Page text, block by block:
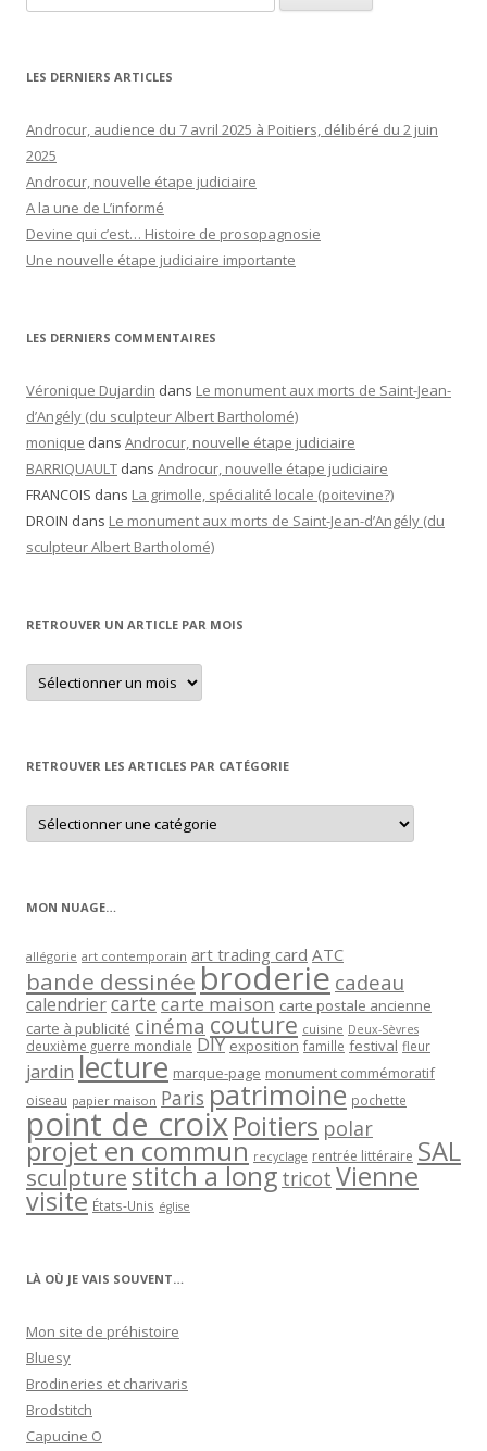
LES DERNIERS ARTICLES
Androcur, audience du 7 avril 2025 à Poitiers, délibéré du 2 juin
2025
Androcur, nouvelle étape judiciaire
A la une de L’informé
Devine qui c’est… Histoire de prosopagnosie
Une nouvelle étape judiciaire importante
LES DERNIERS COMMENTAIRES
Véronique Dujardin dans Le monument aux morts de Saint-Jean-
d’Angély (du sculpteur Albert Bartholomé)
monique dans Androcur, nouvelle étape judiciaire
BARRIQUAULT dans Androcur, nouvelle étape judiciaire
FRANCOIS dans La grimolle, spécialité locale (poitevine?)
DROIN dans Le monument aux morts de Saint-Jean-d’Angély (du
sculpteur Albert Bartholomé)
RETROUVER UN ARTICLE PAR MOIS
Retrouver
un
article
RETROUVER LES ARTICLES PAR CATÉGORIE
Retrouver
les
articles
MON NUAGE…
allégorie art contemporain art trading card ATC
bande dessinée broderie cadeau
calendriercartecarte maison carte postale ancienne
carte à publicité cinéma couture cuisine Deux-Sèvres
deuxième guerre mondiale DIY exposition famille festival fleur
jardin lecture marque-page monument commémoratif
oiseau papier maison Paris patrimoine pochette
point de croixPoitiers polar
projet en commun recyclage rentrée littéraire SAL
sculpturestitch a long tricot Vienne
visite États-Unis église
LÀ OÙ JE VAIS SOUVENT…
Mon site de préhistoire
Bluesy
Brodineries et charivaris
Brodstitch
Capucine O